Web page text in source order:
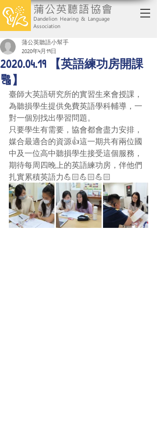
蒲公英聽語協會
Dandelion Hearing & Language
Association
2020.04.19 【英語練功房開課
🔠】
蒲公英聽語小幫手
2020年4月19日
臺師大英語研究所的實習生來會授課，
為聽損學生提供免費英語學科輔導，一
對一個別找出學習問題。
只要學生有需要，協會都會盡力安排，
媒合最適合的資源👍這一期共有兩位國
中及一位高中聽損學生接受這個服務，
期待每周四晚上的英語練功房，伴他們
扎實累積英語力💪🏻💪🏻💪🏻